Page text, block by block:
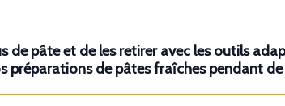
de pâte et de les retirer avec les outils
de pâtes fraîches pendant de